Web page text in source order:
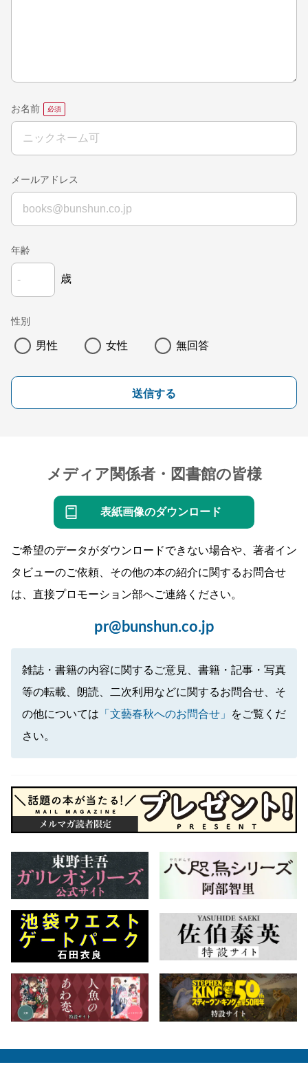
お名前
メールアドレス
年齢
歳
性別
男性 女性 無回答
送信する
メディア関係者・図書館の皆様
表紙画像のダウンロード
ご希望のデータがダウンロードできない場合や、著者イン
タビューのご依頼、その他の本の紹介に関するお問合せ
は、直接プロモーション部へご連絡ください。
pr@bunshun.co.jp
雑誌・書籍の内容に関するご意見、書籍・記事・写真
等の転載、朗読、二次利用などに関するお問合せ、そ
の他については 「文藝春秋へのお問合せ」
をご覧くだ
さい。